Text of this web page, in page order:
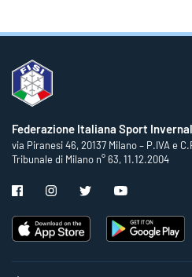
Federazione Italiana Sport
via Piranesi 46, 20137 Milano – P.IVA e
Tribunale di Milano n° 63, 11.12.2004